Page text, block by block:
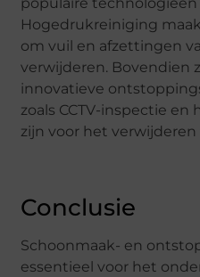
Hogedrukreiniging
om vuil en afzettingen
verwijderen. Bovendien
innovatieve
zoals CCTV-inspectie
zijn voor het
Conclusie
Schoonmaak- en
essentieel voor het